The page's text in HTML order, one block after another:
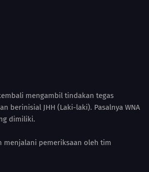
mengambil tindakan tegas
berinisial JHH (Laki-laki). Pasalnya WNA
dimiliki.
menjalani pemeriksaan oleh tim